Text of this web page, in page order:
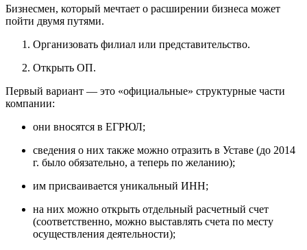
Бизнесмен, который мечтает о расширении бизнеса может
пойти двумя путями.
Организовать филиал или представительство.
Открыть ОП.
Первый вариант — это «официальные» структурные части
компании:
они вносятся в ЕГРЮЛ;
сведения о них также можно отразить в Уставе (до 2014
г. было обязательно, а теперь по желанию);
им присваивается уникальный ИНН;
на них можно открыть отдельный расчетный счет
(соответственно, можно выставлять счета по месту
осуществления деятельности);